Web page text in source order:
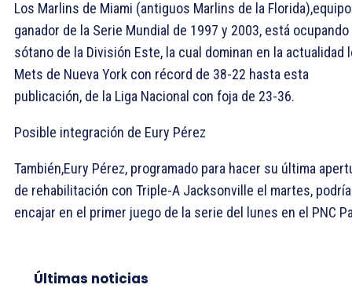
Los Marlins de Miami (antiguos Marlins de la Florida),equipo
ganador de la Serie Mundial de 1997 y 2003, está ocupando
sótano de la División Este, la cual dominan en la actualidad
Mets de Nueva York con récord de 38-22 hasta esta
publicación, de la Liga Nacional con foja de 23-36.
Posible integración de Eury Pérez
También,Eury Pérez, programado para hacer su última
de rehabilitación con Triple-A Jacksonville el martes, podría
encajar en el primer juego de la serie del lunes en el PNC
Últimas noticias